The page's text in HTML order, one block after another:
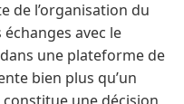
de l’organisation du
avec le
une plateforme de
bien plus qu’un
une décision